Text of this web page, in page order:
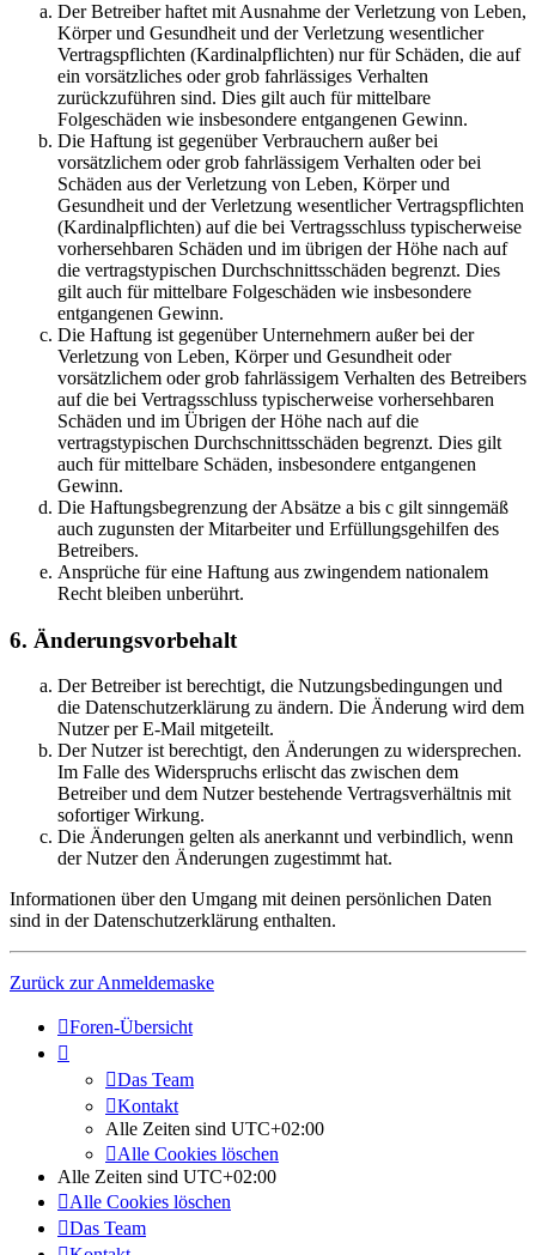
Der Betreiber haftet mit Ausnahme der Verletzung von Leben,
Körper und Gesundheit und der Verletzung wesentlicher
Vertragspflichten (Kardinalpflichten) nur für Schäden, die auf
ein vorsätzliches oder grob fahrlässiges Verhalten
zurückzuführen sind. Dies gilt auch für mittelbare
Folgeschäden wie insbesondere entgangenen Gewinn.
Die Haftung ist gegenüber Verbrauchern außer bei
vorsätzlichem oder grob fahrlässigem Verhalten oder bei
Schäden aus der Verletzung von Leben, Körper und
Gesundheit und der Verletzung wesentlicher Vertragspflichten
(Kardinalpflichten) auf die bei Vertragsschluss typischerweise
vorhersehbaren Schäden und im übrigen der Höhe nach auf
die vertragstypischen Durchschnittsschäden begrenzt. Dies
gilt auch für mittelbare Folgeschäden wie insbesondere
entgangenen Gewinn.
Die Haftung ist gegenüber Unternehmern außer bei der
Verletzung von Leben, Körper und Gesundheit oder
vorsätzlichem oder grob fahrlässigem Verhalten des Betreibers
auf die bei Vertragsschluss typischerweise vorhersehbaren
Schäden und im Übrigen der Höhe nach auf die
vertragstypischen Durchschnittsschäden begrenzt. Dies gilt
auch für mittelbare Schäden, insbesondere entgangenen
Gewinn.
Die Haftungsbegrenzung der Absätze a bis c gilt sinngemäß
auch zugunsten der Mitarbeiter und Erfüllungsgehilfen des
Betreibers.
Ansprüche für eine Haftung aus zwingendem nationalem
Recht bleiben unberührt.
6. Änderungsvorbehalt
Der Betreiber ist berechtigt, die Nutzungsbedingungen und
die Datenschutzerklärung zu ändern. Die Änderung wird dem
Nutzer per E-Mail mitgeteilt.
Der Nutzer ist berechtigt, den Änderungen zu widersprechen.
Im Falle des Widerspruchs erlischt das zwischen dem
Betreiber und dem Nutzer bestehende Vertragsverhältnis mit
sofortiger Wirkung.
Die Änderungen gelten als anerkannt und verbindlich, wenn
der Nutzer den Änderungen zugestimmt hat.
Informationen über den Umgang mit deinen persönlichen Daten
sind in der Datenschutzerklärung enthalten.
Zurück zur Anmeldemaske
Foren-Übersicht
Das Team
Kontakt
Alle Zeiten sind UTC+02:00
Alle Cookies löschen
Alle Zeiten sind UTC+02:00
Alle Cookies löschen
Das Team